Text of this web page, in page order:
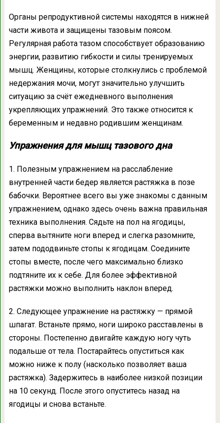
Органы репродуктивной системы находятся в нижней
части живота и защищены тазовым поясом.
Регулярная работа тазом способствует образованию
энергии, развитию гибкости и силы тренируемых
мышц. Женщины, которые столкнулись с проблемой
недержания мочи, могут значительно улучшить
ситуацию за счёт ежедневного выполнения
укрепляющих упражнений. Это также относится к
беременным и недавно родившим женщинам.
Упражнения для мышц тазового дна
1. Полезным упражнением на расслабление
внутренней части бедер является растяжка в позе
бабочки. Вероятнее всего вы уже знакомы с данным
упражнением, однако здесь очень важна правильная
техника выполнения. Сядьте на пол на ягодицы,
сперва вытяните ноги вперед и слегка разомните,
затем пододвиньте стопы к ягодицам. Соедините
стопы вместе, после чего максимально близко
подтяните их к себе. Для более эффективной
растяжки можно выполнить наклон вперед.
2. Следующее упражнение на растяжку — прямой
шпагат. Встаньте прямо, ноги широко расставлены в
стороны. Постепенно двигайте каждую ногу чуть
подальше от тела. Постарайтесь опуститься как
можно ниже к полу (насколько позволяет ваша
растяжка). Задержитесь в наиболее низкой позиции
на 10 секунд. После этого опуститесь назад на
ягодицы и снова встаньте.